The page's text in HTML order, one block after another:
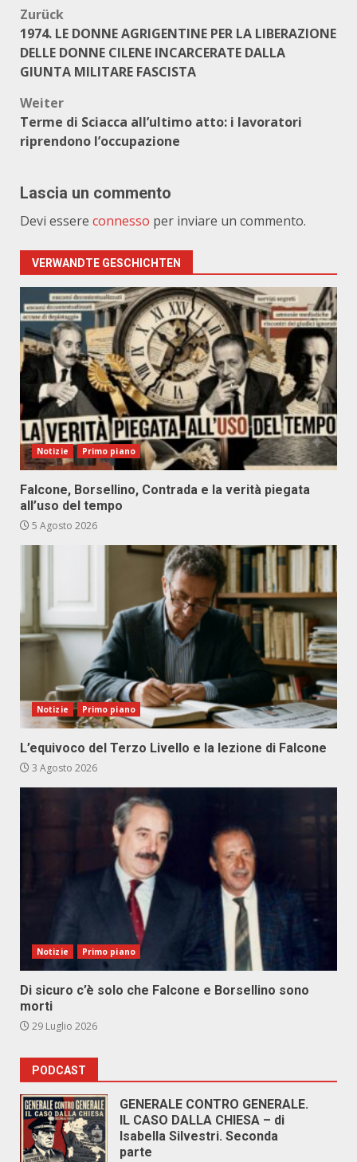
Beitragsnavigation
Zurück
1974. LE DONNE AGRIGENTINE PER LA LIBERAZIONE
DELLE DONNE CILENE INCARCERATE DALLA
GIUNTA MILITARE FASCISTA
Weiter
Terme di Sciacca all’ultimo atto: i lavoratori
riprendono l’occupazione
Lascia un commento
Devi essere connesso per inviare un commento.
VERWANDTE GESCHICHTEN
Notizie Primo piano
Falcone, Borsellino, Contrada e la verità piegata
all’uso del tempo
5 Agosto 2026
Notizie Primo piano
L’equivoco del Terzo Livello e la lezione di Falcone
3 Agosto 2026
Notizie Primo piano
Di sicuro c’è solo che Falcone e Borsellino sono
morti
29 Luglio 2026
PODCAST
GENERALE CONTRO GENERALE.
IL CASO DALLA CHIESA – di
Isabella Silvestri. Seconda
parte